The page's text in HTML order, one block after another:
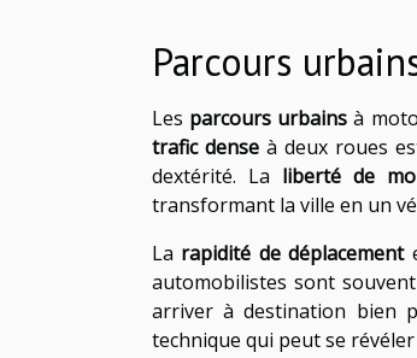
Parcours
Les parcours urbains à
trafic denseà deux roues
dextérité. La liberté de
transformant la ville en un
La rapidité de déplacement
automobilistes sont
arriver à destination bien
technique qui peut se